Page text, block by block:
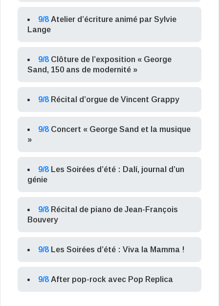
9/8 Atelier d’écriture animé par Sylvie
Lange
9/8 Clôture de l’exposition « George
Sand, 150 ans de modernité »
9/8 Récital d’orgue de Vincent Grappy
9/8 Concert « George Sand et la musique
»
9/8 Les Soirées d’été : Dalí, journal d’un
génie
9/8 Récital de piano de Jean-François
Bouvery
9/8 Les Soirées d’été : Viva la Mamma !
9/8 After pop-rock avec Pop Replica